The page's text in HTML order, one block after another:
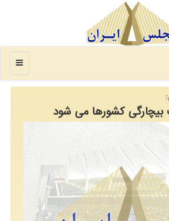
منو
بیچارگی کشورها می شود